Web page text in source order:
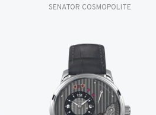
SENATOR COSMOPOLITE